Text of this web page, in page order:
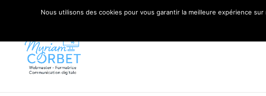
06 79 42 10 00 CONTACT@MYRIAM-CORBET.NET
Nous utilisons des cookies pour vous garantir la meilleure expérience